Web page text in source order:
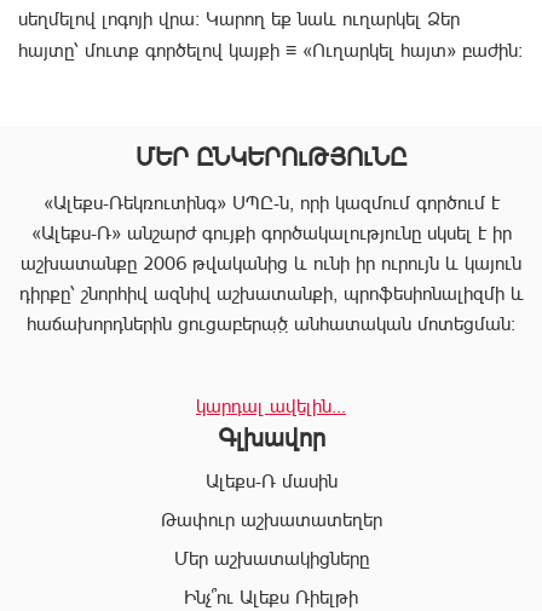
սեղմելով լոգոյի վրա։ Կարող եք նաև ուղարկել Ձեր
հայտը՝ մուտք գործելով կայքի ≡ «Ուղարկել հայտ» բաժին։
ՄԵՐ ԸՆԿԵՐՈւԹՅՈւՆԸ
«Ալեքս-Ռեկռուտինգ» ՍՊԸ-ն, որի կազմում գործում է
«Ալեքս-Ռ» անշարժ գույքի գործակալությունը սկսել է իր
աշխատանքը 2006 թվականից և ունի իր ուրույն և կայուն
դիրքը՝ շնորհիվ ազնիվ աշխատանքի, պրոֆեսիոնալիզմի և
հաճախորդներին ցուցաբերած անհատական մոտեցման:
ամբողջական փաթեթ, որը թույլ է տալիս հաճախորդին
արագ իրագործել ցանկացած գործարք անշարժ գույքի
ոլորտում:
շնորհիվ՝ «Ալեքս-Ռ» ընկերության պրոֆեսիոնալ
անձնակազմը Ձեզ կօգնի իրականացնել շահավետ
գործարքներ՝ ապահովելով գործարքի գաղտնիությունը, և
կարդալ ավելին...
Գլխավոր
Ալեքս-Ռ մասին
Թափուր աշխատատեղեր
Մեր աշխատակիցները
Ինչ՞ու Ալեքս Ռիելթի